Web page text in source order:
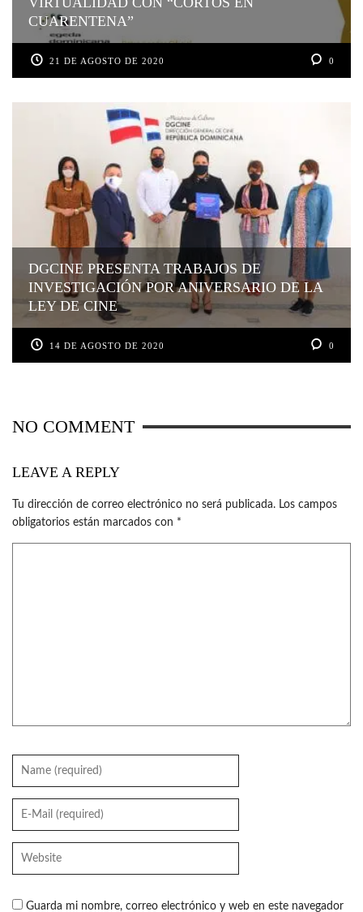
CUARENTENA”
21 DE AGOSTO DE 2020 0
DGCINE PRESENTA TRABAJOS DE
INVESTIGACIÓN POR ANIVERSARIO DE LA
LEY DE CINE
14 DE AGOSTO DE 2020 0
NO COMMENT
LEAVE A REPLY
Tu dirección de correo electrónico no será publicada. Los campos
obligatorios están marcados con *
Guarda mi nombre, correo electrónico y web en este navegador